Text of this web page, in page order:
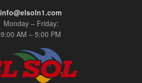
info@elsoln1.com
Monday – Friday:
9:00 AM – 5:00 PM